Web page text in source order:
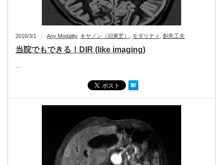
2016/3/1 Any Modality, キヤノン（旧東芝） モダリティ 創意工夫
当院でもできる！DIR (like imaging)
…